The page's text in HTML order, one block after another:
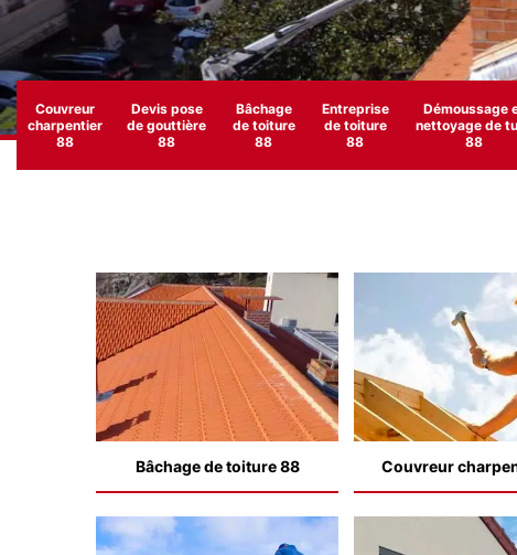
Couvreur
charpentier
88
Devis pose
de gouttière
88
Bâchage
de toiture
88
Entreprise
de toiture
88
Démoussage
nettoyage de
88
Bâchage de toiture 88 Couvreur